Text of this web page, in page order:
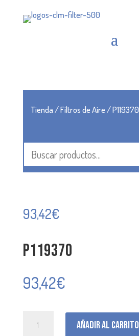
Tienda/Filtros de Aire/ P119370
93,42€
P119370
93,42€
Añadir al carrito